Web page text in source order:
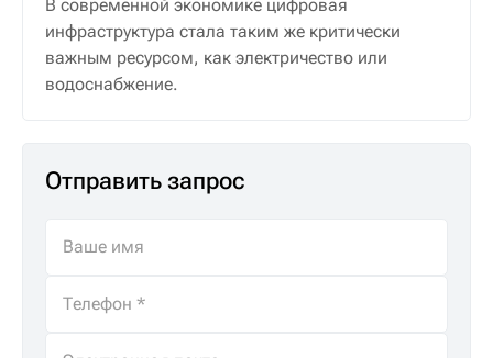
В современной экономике цифровая
инфраструктура стала таким же критически
важным ресурсом, как электричество или
водоснабжение.
Отправить запрос